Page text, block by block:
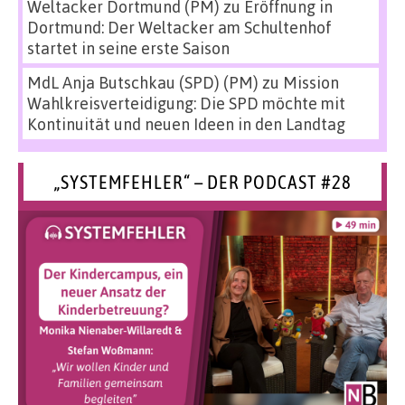
Weltacker Dortmund (PM) zu Eröffnung in
Dortmund: Der Weltacker am Schultenhof
startet in seine erste Saison
MdL Anja Butschkau (SPD) (PM) zu Mission
Wahlkreisverteidigung: Die SPD möchte mit
Kontinuität und neuen Ideen in den Landtag
„SYSTEMFEHLER“ – DER PODCAST #28